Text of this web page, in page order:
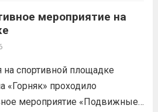
участие в забеге и заняли
призовые места:1 место —
Максим, Щербунова Милана,
место — Табакова
мероприятие на
спортивной площадке
«Горняк» проходило
мероприятие «Подвижные